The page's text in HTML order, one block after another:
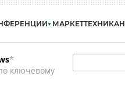
МАРКЕТТЕХНИКА
*
ключевому